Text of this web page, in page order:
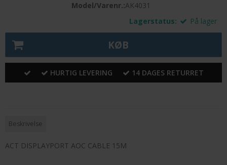
Model/Varenr.:AK4031
Lagerstatus:
På lager
KØB
HURTIG LEVERING 14 DAGES RETURRET
Beskrivelse
ACT DISPLAYPORT AOC CABLE 15M